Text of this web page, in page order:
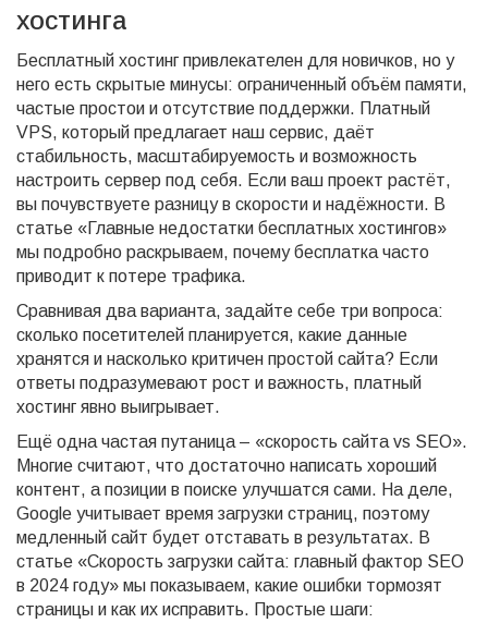
хостинга
Бесплатный хостинг привлекателен для новичков, но у
него есть скрытые минусы: ограниченный объём памяти,
частые простои и отсутствие поддержки. Платный
VPS, который предлагает наш сервис, даёт
стабильность, масштабируемость и возможность
настроить сервер под себя. Если ваш проект растёт,
вы почувствуете разницу в скорости и надёжности. В
статье «Главные недостатки бесплатных хостингов»
мы подробно раскрываем, почему бесплатка часто
приводит к потере трафика.
Сравнивая два варианта, задайте себе три вопроса:
сколько посетителей планируется, какие данные
хранятся и насколько критичен простой сайта? Если
ответы подразумевают рост и важность, платный
хостинг явно выигрывает.
Ещё одна частая путаница – «скорость сайта vs SEO».
Многие считают, что достаточно написать хороший
контент, а позиции в поиске улучшатся сами. На деле,
Google учитывает время загрузки страниц, поэтому
медленный сайт будет отставать в результатах. В
статье «Скорость загрузки сайта: главный фактор SEO
в 2024 году» мы показываем, какие ошибки тормозят
страницы и как их исправить. Простые шаги: